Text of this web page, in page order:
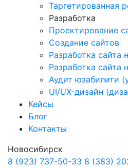
Таргетированная
Разработка
Проектирование
Создание сайтов
Разработка сайта
Разработка сайта
Аудит юзабилити
UI/UX-дизайн
Кейсы
Блог
Контакты
Новосибирск
8 (923) 737-50-33 8 (383)